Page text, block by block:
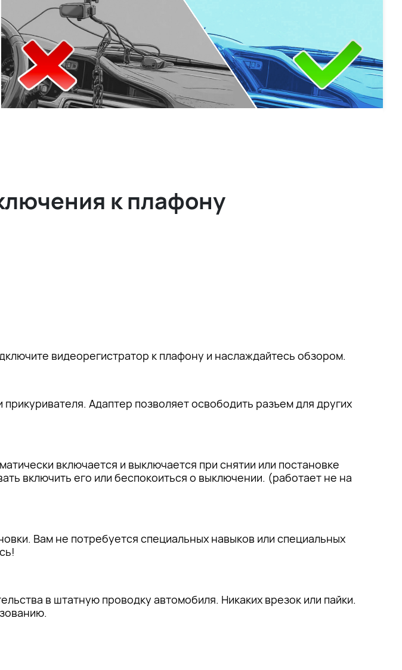
к плафону
видеорегистратор к плафону и наслаждайтесь обзором.
Адаптер позволяет освободить разъем для других
включается и выключается при снятии или постановке
включить его или беспокоиться о выключении. (работает не на
Вам не потребуется специальных навыков или специальных
в штатную проводку автомобиля. Никаких врезок или пайки.